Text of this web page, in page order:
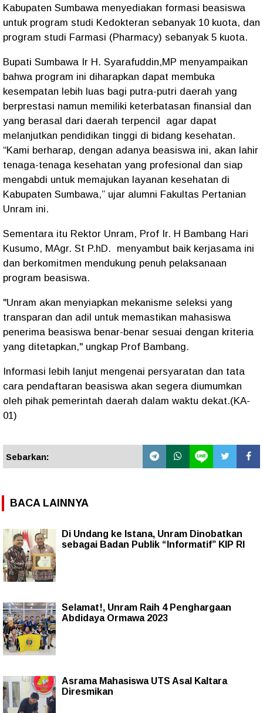
Kabupaten Sumbawa menyediakan formasi beasiswa
untuk program studi Kedokteran sebanyak 10 kuota, dan
program studi Farmasi (Pharmacy) sebanyak 5 kuota.
Bupati Sumbawa Ir H. Syarafuddin,MP menyampaikan
bahwa program ini diharapkan dapat membuka
kesempatan lebih luas bagi putra-putri daerah yang
berprestasi namun memiliki keterbatasan finansial dan
yang berasal dari daerah terpencil agar dapat
melanjutkan pendidikan tinggi di bidang kesehatan.
“Kami berharap, dengan adanya beasiswa ini, akan lahir
tenaga-tenaga kesehatan yang profesional dan siap
mengabdi untuk memajukan layanan kesehatan di
Kabupaten Sumbawa,” ujar alumni Fakultas Pertanian
Unram ini.
Sementara itu Rektor Unram, Prof Ir. H Bambang Hari
Kusumo, MAgr. St P.hD. menyambut baik kerjasama ini
dan berkomitmen mendukung penuh pelaksanaan
program beasiswa.
"Unram akan menyiapkan mekanisme seleksi yang
transparan dan adil untuk memastikan mahasiswa
penerima beasiswa benar-benar sesuai dengan kriteria
yang ditetapkan," ungkap Prof Bambang.
Informasi lebih lanjut mengenai persyaratan dan tata
cara pendaftaran beasiswa akan segera diumumkan
oleh pihak pemerintah daerah dalam waktu dekat.(KA-
01)
Sebarkan:
BACA LAINNYA
Di Undang ke Istana, Unram Dinobatkan
sebagai Badan Publik “Informatif” KIP RI
Selamat!, Unram Raih 4 Penghargaan
Abdidaya Ormawa 2023
Asrama Mahasiswa UTS Asal Kaltara
Diresmikan